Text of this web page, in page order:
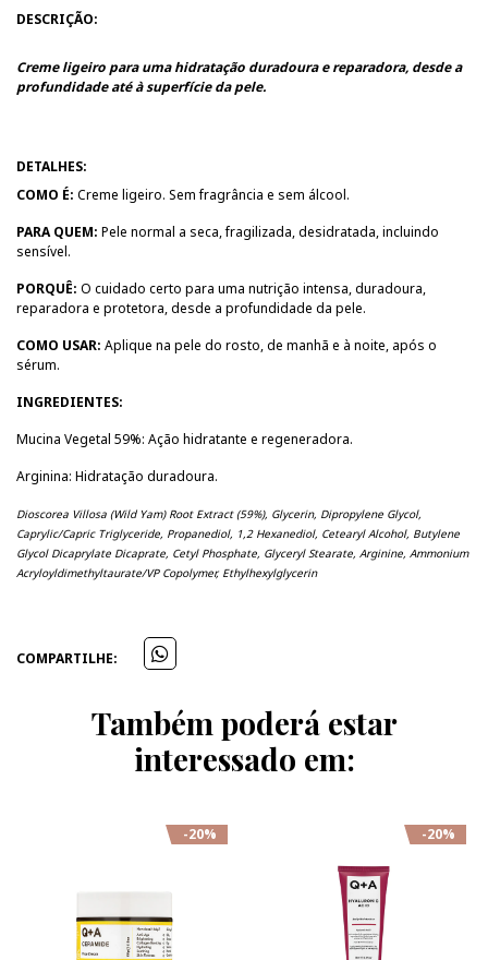
DESCRIÇÃO:
Creme ligeiro para uma hidratação duradoura e reparadora, desde a
profundidade até à superfície da pele.
DETALHES:
COMO É: Creme ligeiro. Sem fragrância e sem álcool.
PARA QUEM: Pele normal a seca, fragilizada, desidratada, incluindo
sensível.
PORQUÊ: O cuidado certo para uma nutrição intensa, duradoura,
reparadora e protetora, desde a profundidade da pele.
COMO USAR: Aplique na pele do rosto, de manhã e à noite, após o
sérum.
INGREDIENTES:
Mucina Vegetal 59%: Ação hidratante e regeneradora.
Arginina: Hidratação duradoura.
Dioscorea Villosa (Wild Yam) Root Extract (59%), Glycerin, Dipropylene Glycol,
Caprylic/Capric Triglyceride, Propanediol, 1,2 Hexanediol, Cetearyl Alcohol, Butylene
Glycol Dicaprylate Dicaprate, Cetyl Phosphate, Glyceryl Stearate, Arginine, Ammonium
Acryloyldimethyltaurate/VP Copolymer, Ethylhexylglycerin
COMPARTILHE:
Também poderá estar
interessado em:
-20% -20%